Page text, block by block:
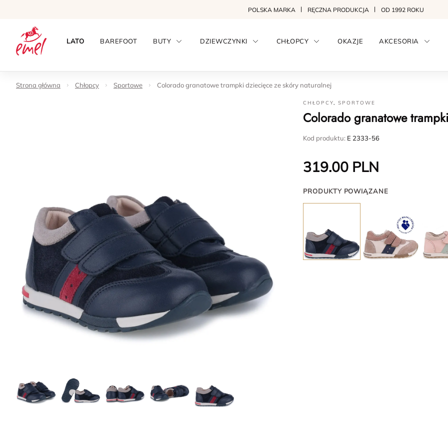
POLSKA MARKA RĘCZNA PRODUKCJA OD 1992 ROKU
LATO BAREFOOT BUTY DZIEWCZYNKI CHŁOPCY OKAZJE AKCESORIA
Strona główna Chłopcy Sportowe Colorado granatowe trampki dziecięce ze skóry naturalnej
CHŁOPCY,SPORTOWE
Colorado granatowe
Kod produktu: E 2333-56
319.00 PLN
PRODUKTY POWIĄZANE